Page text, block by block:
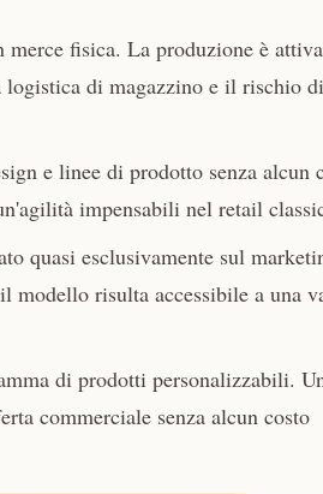
fisica. La produzione è
logistica di magazzino e il rischio di
e linee di prodotto senza alcun
impensabili nel retail
quasi esclusivamente sul
modello risulta accessibile a una
di prodotti personalizzabili.
commerciale senza alcun costo